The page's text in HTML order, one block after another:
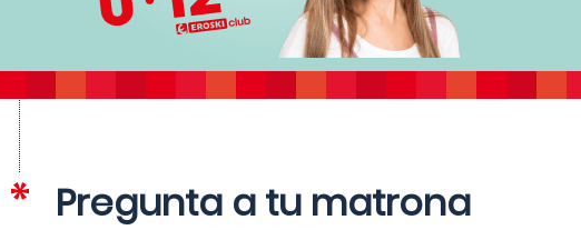
Pregunta a tu matrona